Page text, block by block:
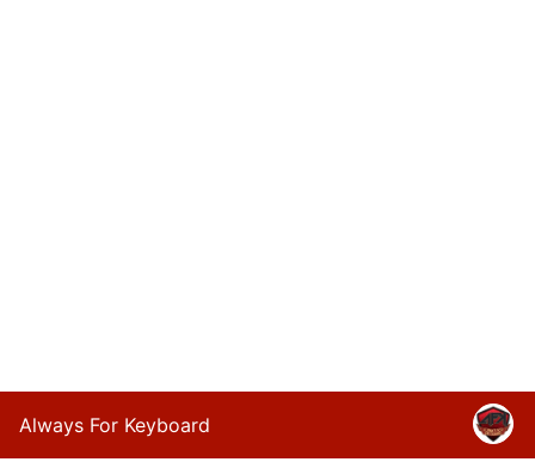
Always For Keyboard